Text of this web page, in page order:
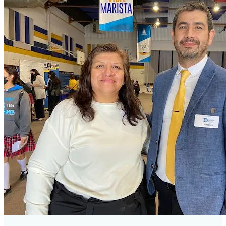
Invitan a parejas al nuevo
ciclo de Caná
Tendrán sacerdotes
jornada de formación
Realizan primer encuentro
de líderes de adolescentes